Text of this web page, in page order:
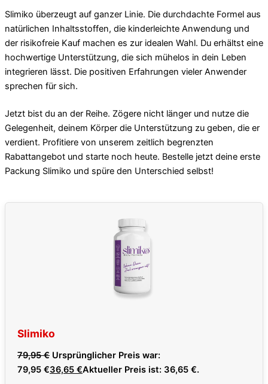
Slimiko überzeugt auf ganzer Linie. Die durchdachte Formel aus
natürlichen Inhaltsstoffen, die kinderleichte Anwendung und
der risikofreie Kauf machen es zur idealen Wahl. Du erhältst eine
hochwertige Unterstützung, die sich mühelos in dein Leben
integrieren lässt. Die positiven Erfahrungen vieler Anwender
sprechen für sich.
Jetzt bist du an der Reihe. Zögere nicht länger und nutze die
Gelegenheit, deinem Körper die Unterstützung zu geben, die er
verdient. Profitiere von unserem zeitlich begrenzten
Rabattangebot und starte noch heute. Bestelle jetzt deine erste
Packung Slimiko und spüre den Unterschied selbst!
Slimiko
79,95€ Ursprünglicher Preis war:
79,95 €36,65 €Aktueller Preis ist: 36,65 €.